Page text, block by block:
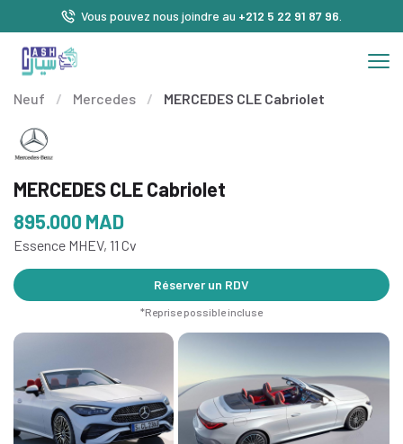
Vous pouvez nous joindre au +212 5 22 91 87 96
Neuf / Mercedes / MERCEDES CLE Cabriolet
MERCEDES CLE Cabriolet
895.000MAD
Essence MHEV, 11 Cv
Réserver un RDV
*Reprise possible incluse